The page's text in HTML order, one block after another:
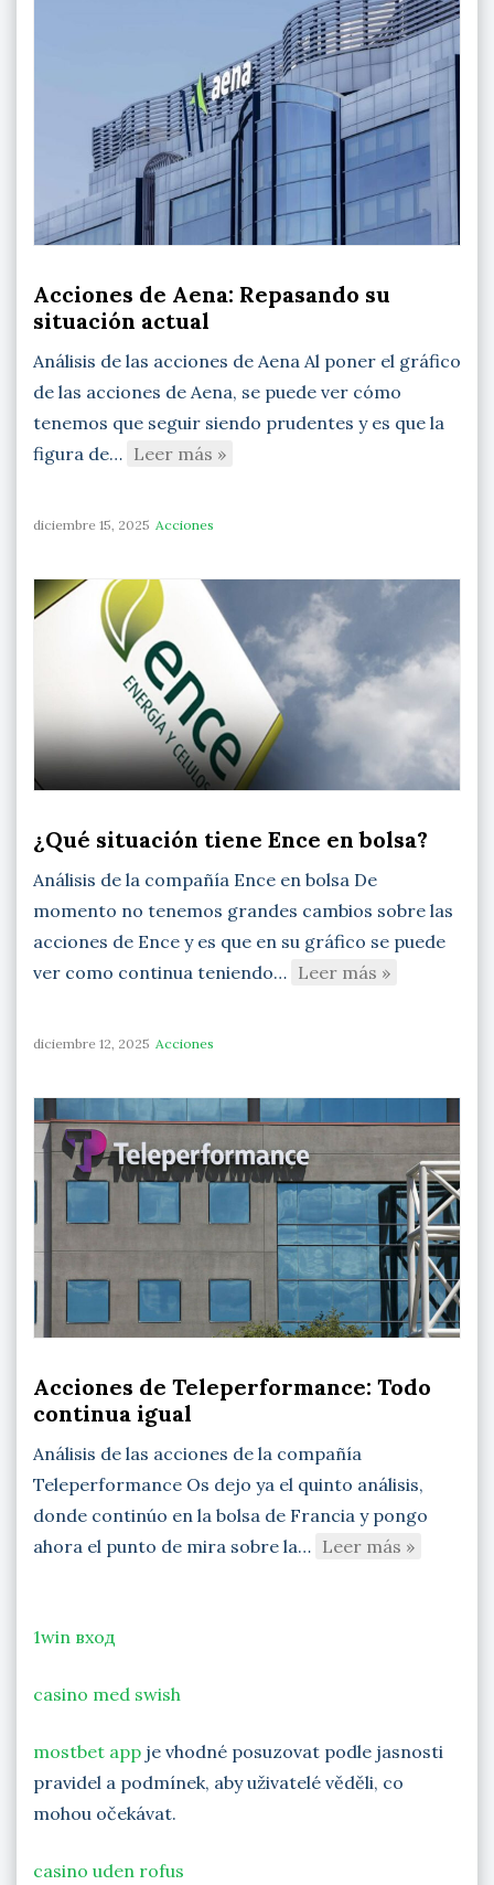
Acciones de Aena: Repasando su
situación actual
Análisis de las acciones de Aena Al poner el gráfico
de las acciones de Aena, se puede ver cómo
tenemos que seguir siendo prudentes y es que la
figura de… Leer más »
diciembre 15, 2025 Acciones
¿Qué situación tiene Ence en bolsa?
Análisis de la compañía Ence en bolsa De
momento no tenemos grandes cambios sobre las
acciones de Ence y es que en su gráfico se puede
ver como continua teniendo… Leer más »
diciembre 12, 2025 Acciones
Acciones de Teleperformance: Todo
continua igual
Análisis de las acciones de la compañía
Teleperformance Os dejo ya el quinto análisis,
donde continúo en la bolsa de Francia y pongo
ahora el punto de mira sobre la… Leer más »
1win вход
casino med swish
mostbet app je vhodné posuzovat podle jasnosti
pravidel a podmínek, aby uživatelé věděli, co
mohou očekávat.
casino uden rofus